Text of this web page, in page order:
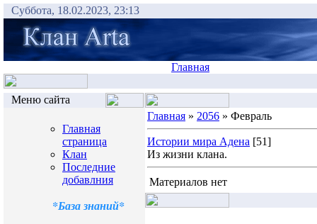
Суббота, 18.02.2023, 23:13
Главная
Меню сайта
Главная
страница
Клан
Последние
добавлния
*База знаний*
Главная » 2056 » Февраль
Истории мира Адена [51]
Из жизни клана.
Материалов нет